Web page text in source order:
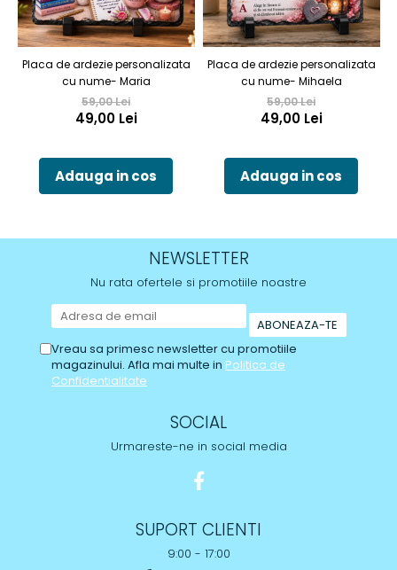
Placa de ardezie personalizata
cu nume- Maria
59,00 Lei
49,00 Lei
Adauga in cos
Placa de ardezie personalizata
cu nume- Mihaela
59,00 Lei
49,00 Lei
Adauga in cos
NEWSLETTER
Nu rata ofertele si promotiile noastre
Vreau sa primesc newsletter cu promotiile
magazinului. Afla mai multe in Politica de
Confidentialitate
SOCIAL
Urmareste-ne in social media
SUPORT CLIENTI
9:00 - 17:00